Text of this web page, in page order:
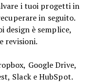
i tuoi progetti in
in seguito.
design è semplice,
revisioni.
Google Drive,
Slack e HubSpot.